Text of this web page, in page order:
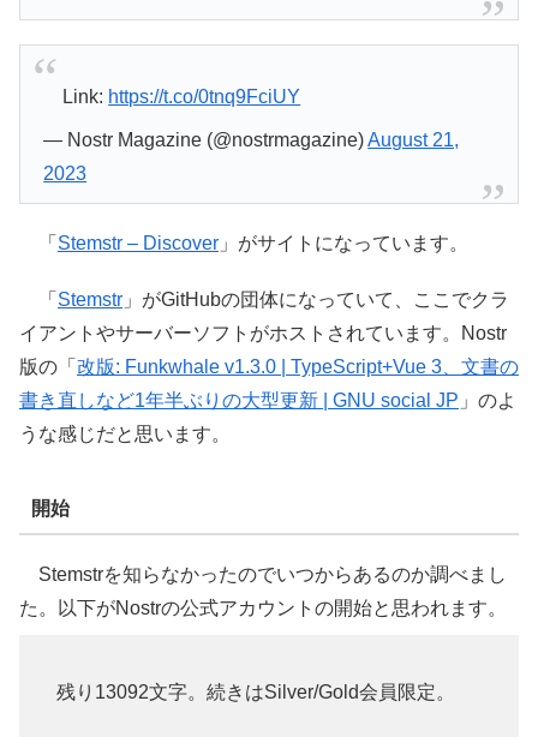
Link: https://t.co/0tnq9FciUY
— Nostr Magazine (@nostrmagazine)August 21,
2023
「 Stemstr – Discover 」がサイトになっています。
「 Stemstr 」がGitHubの団体になっていて、ここでクラ
イアントやサーバーソフトがホストされています。Nostr
版の「 改版: Funkwhale v1.3.0 | TypeScript+Vue 3、文書の
書き直しなど1年半ぶりの大型更新 | GNU social JP 」のよ
うな感じだと思います。
開始
Stemstrを知らなかったのでいつからあるのか調べまし
た。以下がNostrの公式アカウントの開始と思われます。
残り13092文字。続きはSilver/Gold会員限定。